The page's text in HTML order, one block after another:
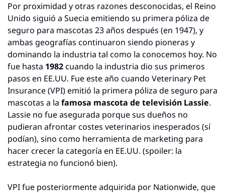
Por proximidad y otras razones desconocidas, el Reino
Unido siguió a Suecia emitiendo su primera póliza de
seguro para mascotas 23 años después (en 1947), y
ambas geografías continuaron siendo pioneras y
dominando la industria tal como la conocemos hoy. No
fue hasta 1982 cuando la industria dio sus primeros
pasos en EE.UU. Fue este año cuando Veterinary Pet
Insurance (VPI) emitió la primera póliza de seguro para
mascotas a la famosa mascota de televisión Lassie.
Lassie no fue asegurada porque sus dueños no
pudieran afrontar costes veterinarios inesperados (sí
podían), sino como herramienta de marketing para
hacer crecer la categoría en EE.UU. (spoiler: la
estrategia no funcionó bien).